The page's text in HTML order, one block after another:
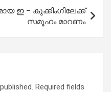
ഇ – കുക്കിംഗിലേക്ക്
സമൂഹം മാറണം
Required fields